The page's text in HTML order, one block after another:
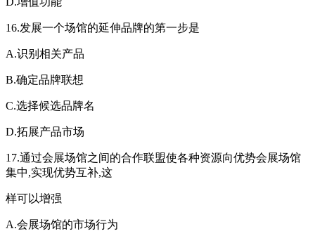
16.发展一个场馆的延伸品牌的第一步是
A.识别相关产品
B.确定品牌联想
C.选择候选品牌名
D.拓展产品市场
17.通过会展场馆之间的合作联盟使各种资源向优势会展场馆
集中,实现优势互补,这
样可以增强
A.会展场馆的市场行为